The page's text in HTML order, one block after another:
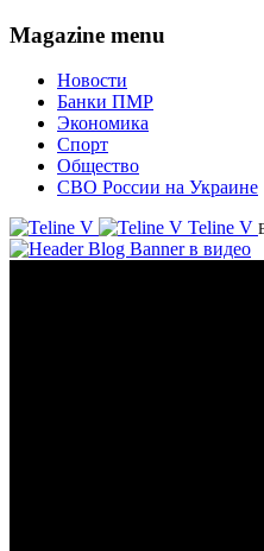
Magazine menu
Новости
Банки ПМР
Экономика
Спорт
Общество
СВО России на Украине
Teline V